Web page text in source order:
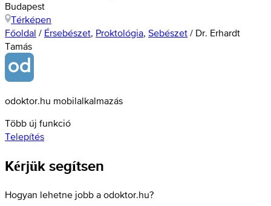
Budapest
Térképen
Főoldal / Érsebészet, Proktológia, Sebészet / Dr. Erhardt
Tamás
odoktor.hu mobilalkalmazás
Több új funkció
Telepítés
Kérjük segítsen
Hogyan lehetne jobb a odoktor.hu?